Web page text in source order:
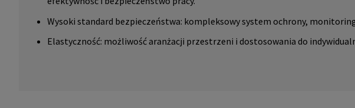
Wysoki standard bezpieczeństwa: kompleksowy system ochrony,
Elastyczność: możliwość aranżacji przestrzeni i dostosowania do